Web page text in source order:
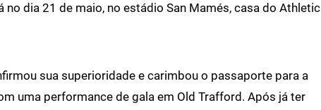
no dia 21 de maio, no estádio San Mamés, casa do Athletic
sua superioridade e carimbou o passaporte para a
uma performance de gala em Old Trafford. Após já ter